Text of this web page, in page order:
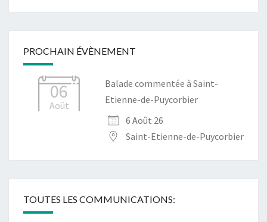
PROCHAIN ÉVÈNEMENT
06
Août
Balade commentée à Saint-
Etienne-de-Puycorbier
6 Août 26
Saint-Etienne-de-Puycorbier
TOUTES LES COMMUNICATIONS: